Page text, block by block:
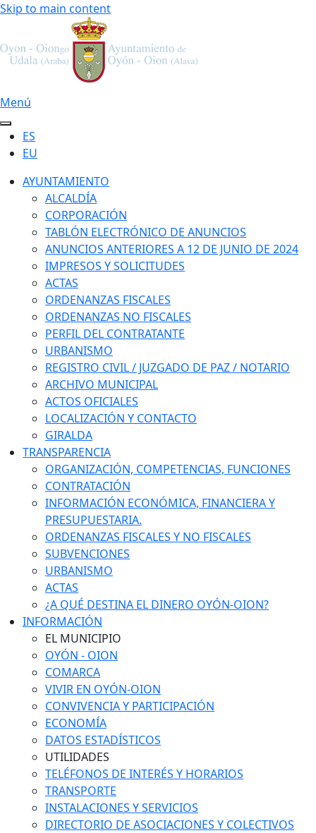
Skip to main content
Menú
ES
EU
AYUNTAMIENTO
ALCALDÍA
CORPORACIÓN
TABLÓN ELECTRÓNICO DE ANUNCIOS
ANUNCIOS ANTERIORES A 12 DE JUNIO DE 2024
IMPRESOS Y SOLICITUDES
ACTAS
ORDENANZAS FISCALES
ORDENANZAS NO FISCALES
PERFIL DEL CONTRATANTE
URBANISMO
REGISTRO CIVIL / JUZGADO DE PAZ / NOTARIO
ARCHIVO MUNICIPAL
ACTOS OFICIALES
LOCALIZACIÓN Y CONTACTO
GIRALDA
TRANSPARENCIA
ORGANIZACIÓN, COMPETENCIAS, FUNCIONES
CONTRATACIÓN
INFORMACIÓN ECONÓMICA, FINANCIERA Y
PRESUPUESTARIA.
ORDENANZAS FISCALES Y NO FISCALES
SUBVENCIONES
URBANISMO
ACTAS
¿A QUÉ DESTINA EL DINERO OYÓN-OION?
INFORMACIÓN
EL MUNICIPIO
OYÓN - OION
COMARCA
VIVIR EN OYÓN-OION
CONVIVENCIA Y PARTICIPACIÓN
ECONOMÍA
DATOS ESTADÍSTICOS
UTILIDADES
TELÉFONOS DE INTERÉS Y HORARIOS
TRANSPORTE
INSTALACIONES Y SERVICIOS
DIRECTORIO DE ASOCIACIONES Y COLECTIVOS